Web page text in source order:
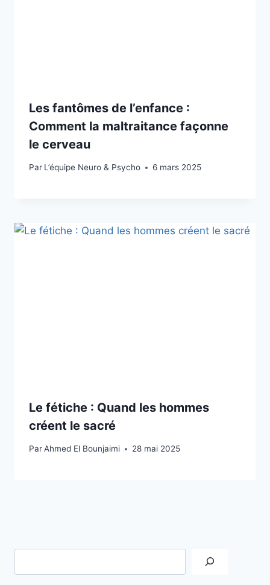
Les fantômes de l’enfance :
Comment la maltraitance façonne
le cerveau
Par L’équipe Neuro & Psycho 6 mars 2025
Le fétiche : Quand les hommes
créent le sacré
ParAhmed El Bounjaimi 28 mai 2025